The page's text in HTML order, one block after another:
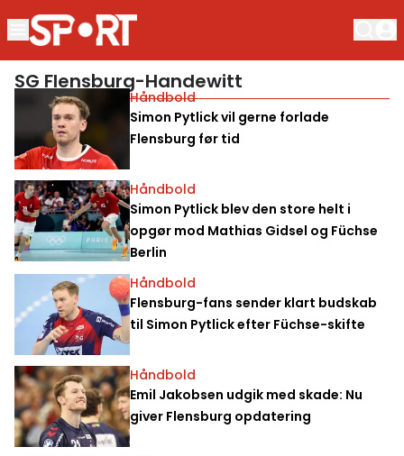
SG Flensburg-Handewitt
Håndbold
Simon Pytlick vil gerne forlade
Flensburg før tid
Håndbold
Simon Pytlick blev den store helt i
opgør mod Mathias Gidsel og Füchse
Berlin
Håndbold
Flensburg-fans sender klart budskab
til Simon Pytlick efter Füchse-skifte
Håndbold
Emil Jakobsen udgik med skade: Nu
giver Flensburg opdatering